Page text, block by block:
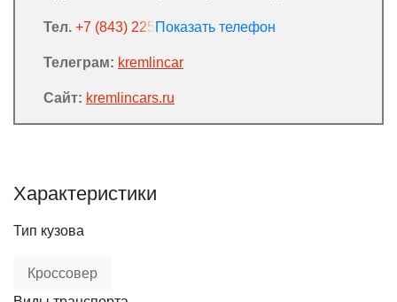
Тел. +7 (843) 225 08 55
Телеграм: kremlincar
Сайт: kremlincars.ru
Характеристики
Тип кузова
Кроссовер